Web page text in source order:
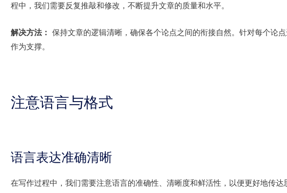
程中，我们需要反复推敲和修改，不断提升文章的质量和水平。
解决方法： 保持文章的逻辑清晰，确保各个论点之间的衔接自然。针对每个论
作为支撑。
注意语言与格式
语言表达准确清晰
在写作过程中，我们需要注意语言的准确性、清晰度和鲜活性，以便更好地传达